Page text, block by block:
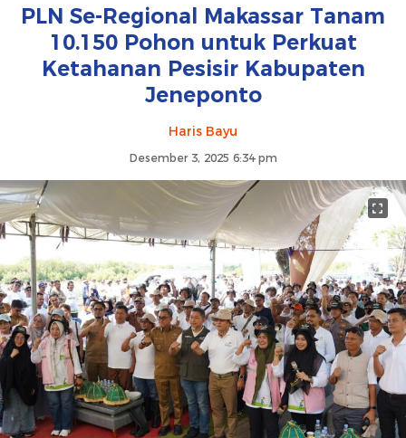
PLN Se-Regional Makassar Tanam
10.150 Pohon untuk Perkuat
Ketahanan Pesisir Kabupaten
Jeneponto
Haris Bayu
Desember 3, 2025 6:34 pm